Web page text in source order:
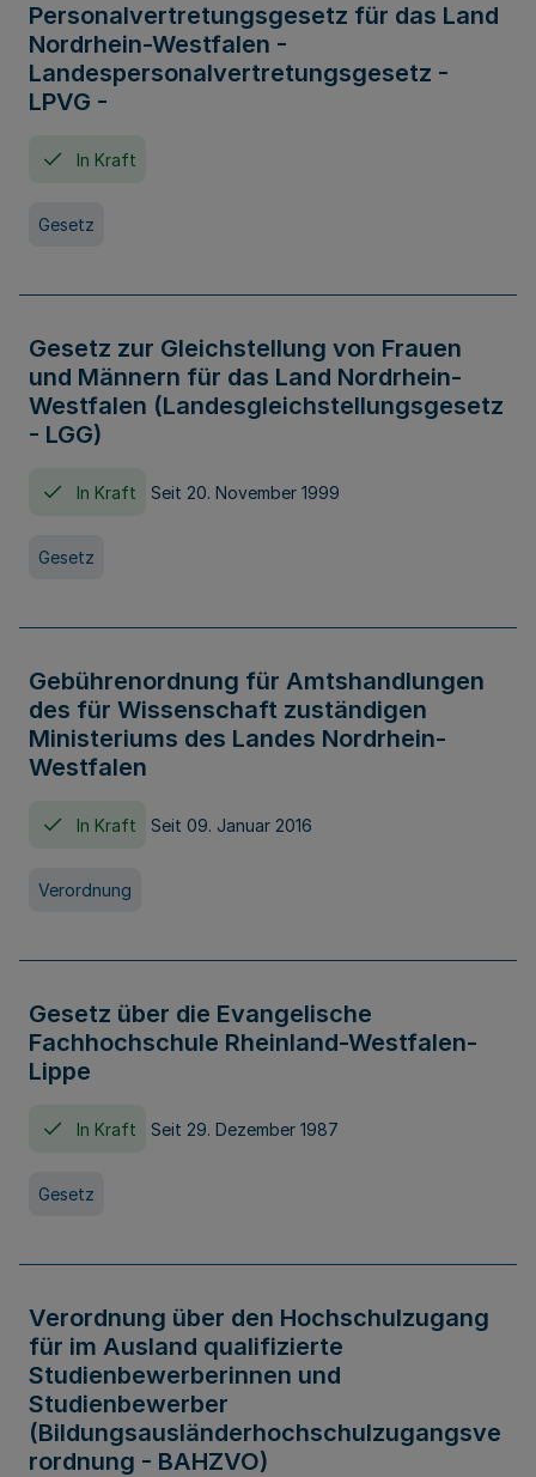
Personalvertretungsgesetz für das Land
Nordrhein-Westfalen -
Landespersonalvertretungsgesetz -
LPVG -
In Kraft
Gesetz
Gesetz zur Gleichstellung von Frauen
und Männern für das Land Nordrhein-
Westfalen (Landesgleichstellungsgesetz
- LGG)
In Kraft Seit 20. November 1999
Gesetz
Gebührenordnung für Amtshandlungen
des für Wissenschaft zuständigen
Ministeriums des Landes Nordrhein-
Westfalen
In Kraft Seit 09. Januar 2016
Verordnung
Gesetz über die Evangelische
Fachhochschule Rheinland-Westfalen-
Lippe
In Kraft Seit 29. Dezember 1987
Gesetz
Verordnung über den Hochschulzugang
für im Ausland qualifizierte
Studienbewerberinnen und
Studienbewerber
(Bildungsausländerhochschulzugangsve
rordnung - BAHZVO)